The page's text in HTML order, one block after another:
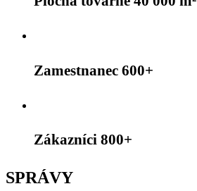
Zamestnanec 600+
Zákazníci 800+
SPRÁVY